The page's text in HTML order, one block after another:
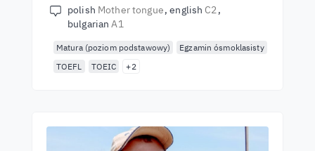
polish Mother tongue english C2
bulgarianA1
Matura (poziom podstawowy)
Egzamin ósmoklasisty
TOEFL
TOEIC +2